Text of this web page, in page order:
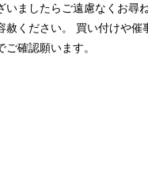
ましたらご遠慮なくお尋
ください。 買い付けや
確認願います。